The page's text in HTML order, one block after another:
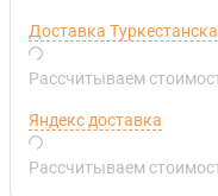
Доставка
Рассчитываем
Яндекс доставка
Рассчитываем